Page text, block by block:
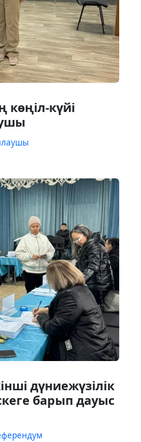
көңіл-күйі
дүниежүзілік
барып дауыс